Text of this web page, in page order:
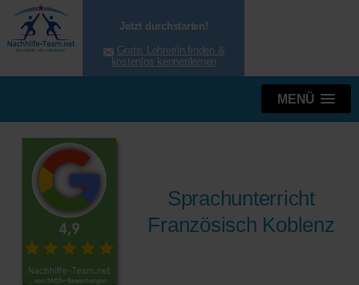
Jetzt durchstarten!
Gratis Lehrer/in finden &
kostenlos kennenlernen
MENÜ
Sprachunterricht
Französisch Koblenz